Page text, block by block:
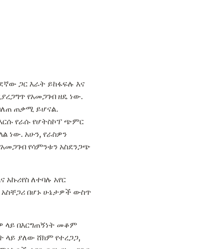
ጋር እራት ይከፋፍሉ እና
የአመጋገብ ዘዴ ነው.
ጠቃሚ ይሆናል.
የራሱ የሆትስኮፕ ጭምር
ነው. አሁን, የራስዎን
የሳምንቱን አስደንጋጭ
ለተባሉ አየር
በሆኑ ሁኔታዎች ውስጥ
ላይ በእርግጠኝነት መቆም
ላይ ያለው ሸክም የተረጋጋ,